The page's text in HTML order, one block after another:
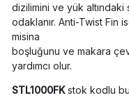
dizilimini ve yük altındaki
odaklanır. Anti-Twist Fin
misina
boşluğunu ve makara
yardımcı olur.
STL1000FKstok kodlu